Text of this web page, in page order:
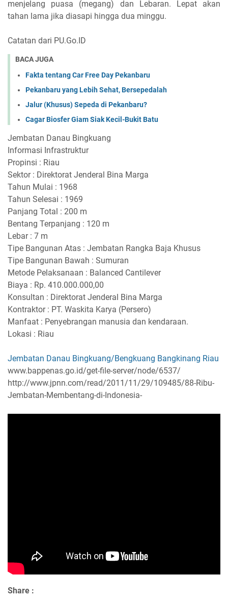
menjelang puasa (megang) dan Lebaran. Lepat akan
tahan lama jika diasapi hingga dua minggu.
Catatan dari PU.Go.ID
BACA JUGA
Fakta tentang Car Free Day Pekanbaru
Pekanbaru yang Lebih Sehat, Bersepedalah
Jalur (Khusus) Sepeda di Pekanbaru?
Cagar Biosfer Giam Siak Kecil-Bukit Batu
Jembatan Danau Bingkuang
Informasi Infrastruktur
Propinsi : Riau
Sektor : Direktorat Jenderal Bina Marga
Tahun Mulai : 1968
Tahun Selesai : 1969
Panjang Total : 200 m
Bentang Terpanjang : 120 m
Lebar : 7 m
Tipe Bangunan Atas : Jembatan Rangka Baja Khusus
Tipe Bangunan Bawah : Sumuran
Metode Pelaksanaan : Balanced Cantilever
Biaya : Rp. 410.000.000,00
Konsultan : Direktorat Jenderal Bina Marga
Kontraktor : PT. Waskita Karya (Persero)
Manfaat : Penyebrangan manusia dan kendaraan.
Lokasi : Riau
Jembatan Danau Bingkuang/Bengkuang Bangkinang Riau
www.bappenas.go.id/get-file-server/node/6537/
http://www.jpnn.com/read/2011/11/29/109485/88-Ribu-
Jembatan-Membentang-di-Indonesia-
Share :